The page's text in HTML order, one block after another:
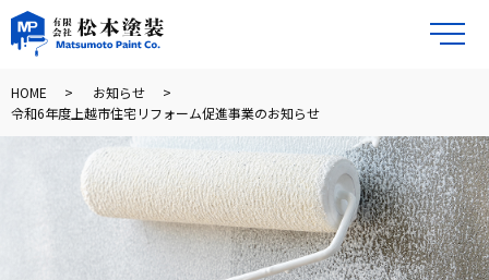
メ
HOME
お知らせ
令和6年度上越市住宅リフォーム促進事業のお知らせ